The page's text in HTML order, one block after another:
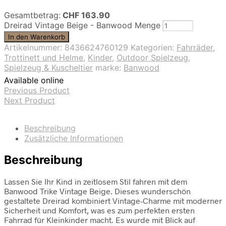
Gesamtbetrag: CHF 163.90
Dreirad Vintage Beige - Banwood Menge
In den Warenkorb
Artikelnummer: 8436624760129 Kategorien: Fahrräder,
Trottinett und Helme, Kinder, Outdoor Spielzeug,
Spielzeug & Kuscheltier marke: Banwood
Available online
Previous Product
Next Product
Beschreibung
Zusätzliche Informationen
Beschreibung
Lassen Sie Ihr Kind in zeitlosem Stil fahren mit dem
Banwood Trike Vintage Beige. Dieses wunderschön
gestaltete Dreirad kombiniert Vintage-Charme mit moderner
Sicherheit und Komfort, was es zum perfekten ersten
Fahrrad für Kleinkinder macht. Es wurde mit Blick auf